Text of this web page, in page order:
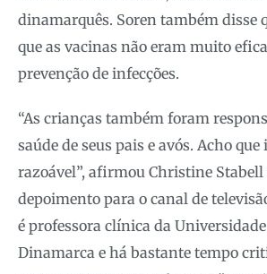
dinamarquês. Soren também disse
que as vacinas não eram muito
prevenção de infecções.
“As crianças também foram
saúde de seus pais e avós. Acho que
razoável”, afirmou Christine Stabell
depoimento para o canal de
é professora clínica da
Dinamarca e há bastante tempo